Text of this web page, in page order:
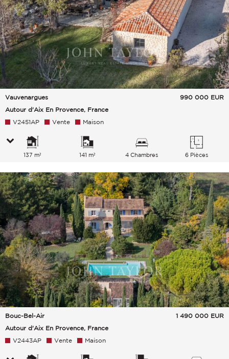
Vauvenargues
Autour d'Aix En Provence, France
990 000 EUR
V2451AP Vente Maison
137 m² 141 m² 4 Chambres 6 Pièces
Bouc-Bel-Air
Autour d'Aix En Provence, France
1 490 000 EUR
V2443AP Vente Maison